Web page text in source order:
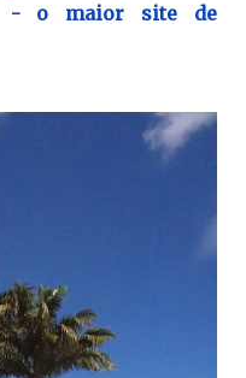
- o maior site de